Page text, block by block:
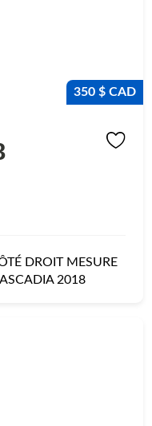
350 $ CAD
DROIT MESURE
2018